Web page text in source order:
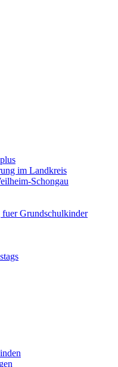
im Landkreis
Schongau
fuer Grundschulkinder